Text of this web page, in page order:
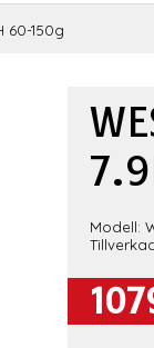
60-150g
Modell: